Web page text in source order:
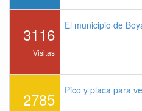
3116
Visitas
El municipio de
2785 Pico y placa para